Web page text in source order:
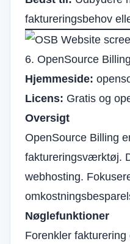
faktureringsbehov
6. OpenSource Billing
Hjemmeside:
Licens: Gratis og
Oversigt
OpenSource Billing
faktureringsværktøj.
webhosting.
Nøglefunktioner
Forenkler